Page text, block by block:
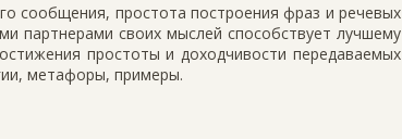
сообщения, простота построения фраз и речевых
партнерами своих мыслей способствует лучшему
простоты и доходчивости передаваемых
метафоры, примеры.